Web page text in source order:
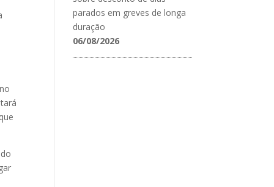
parados em greves de longa
duração
06/08/2026